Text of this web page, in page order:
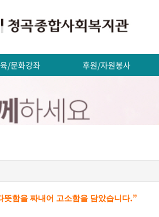
/문화강좌 후원/자원봉사
뜻함을 짜내어 고소함을 담았습니다.”